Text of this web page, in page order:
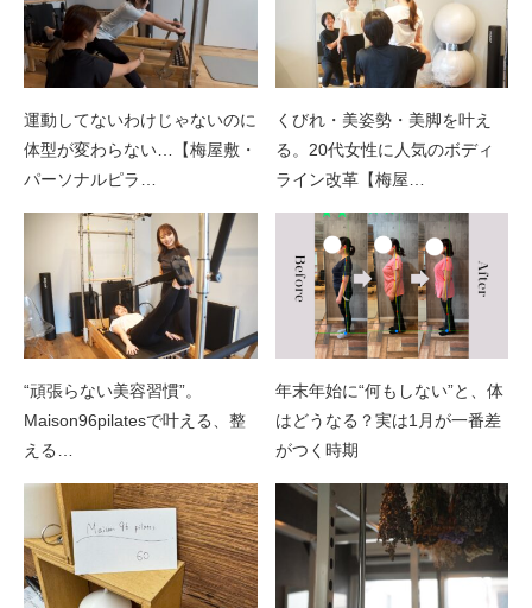
運動してないわけじゃないのに
体型が変わらない…【梅屋敷・
パーソナルピラ…
くびれ・美姿勢・美脚を叶え
る。20代女性に人気のボディ
ライン改革【梅屋…
“頑張らない美容習慣”。
Maison96pilatesで叶える、整
える…
年末年始に“何もしない”と、体
はどうなる？実は1月が一番差
がつく時期